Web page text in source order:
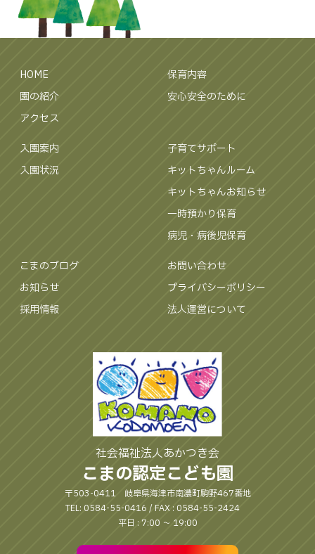
HOME
園の紹介
アクセス
保育内容
安心安全のために
入園案内
入園状況
子育てサポート
キットちゃんルーム
キットちゃんお知らせ
一時預かり保育
病児・病後児保育
こまのブログ
お知らせ
採用情報
お問い合わせ
プライバシーポリシー
法人運営について
社会福祉法人あかつき会
こまの認定こども園
〒503-0411 岐阜県海津市南濃町駒野467番地
TEL: 0584-55-0416 / FAX : 0584-55-2424
平日 : 7:00 〜 19:00